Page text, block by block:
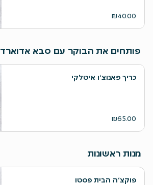
₪40.00
פותחים את הבוקר עם סבא אדוארד
כריך פאנוצ‘ו איטלקי
₪65.00
מנות ראשונות
פוקצ‘ה הבית פסטו